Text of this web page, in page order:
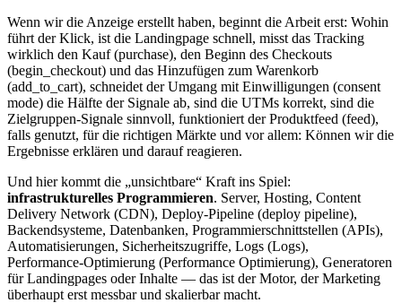
Wenn wir die Anzeige erstellt haben, beginnt die Arbeit erst: Wohin
führt der Klick, ist die Landingpage schnell, misst das Tracking
wirklich den Kauf (purchase), den Beginn des Checkouts
(begin_checkout) und das Hinzufügen zum Warenkorb
(add_to_cart), schneidet der Umgang mit Einwilligungen (consent
mode) die Hälfte der Signale ab, sind die UTMs korrekt, sind die
Zielgruppen‑Signale sinnvoll, funktioniert der Produktfeed (feed),
falls genutzt, für die richtigen Märkte und vor allem: Können wir die
Ergebnisse erklären und darauf reagieren.
Und hier kommt die „unsichtbare“ Kraft ins Spiel:
infrastrukturelles Programmieren. Server, Hosting, Content
Delivery Network (CDN), Deploy‑Pipeline (deploy pipeline),
Backendsysteme, Datenbanken, Programmierschnittstellen (APIs),
Automatisierungen, Sicherheitszugriffe, Logs (Logs),
Performance‑Optimierung (Performance Optimierung), Generatoren
für Landingpages oder Inhalte — das ist der Motor, der Marketing
überhaupt erst messbar und skalierbar macht.